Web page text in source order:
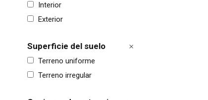
Interior
Exterior
Superficie del suelo
Terreno uniforme
Terreno irregular